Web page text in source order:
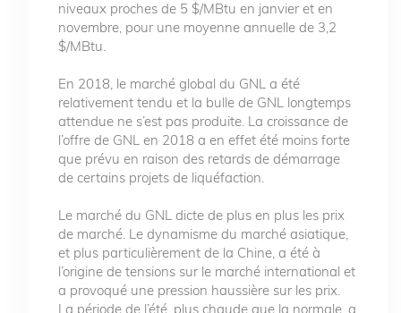
niveaux proches de 5 $/MBtu en janvier et en
novembre, pour une moyenne annuelle de 3,2
$/MBtu.
En 2018, le marché global du GNL a été
relativement tendu et la bulle de GNL longtemps
attendue ne s’est pas produite. La croissance de
l’offre de GNL en 2018 a en effet été moins forte
que prévu en raison des retards de démarrage
de certains projets de liquéfaction.
Le marché du GNL dicte de plus en plus les prix
de marché. Le dynamisme du marché asiatique,
et plus particulièrement de la Chine, a été à
l’origine de tensions sur le marché international et
a provoqué une pression haussière sur les prix.
La période de l’été, plus chaude que la normale, a